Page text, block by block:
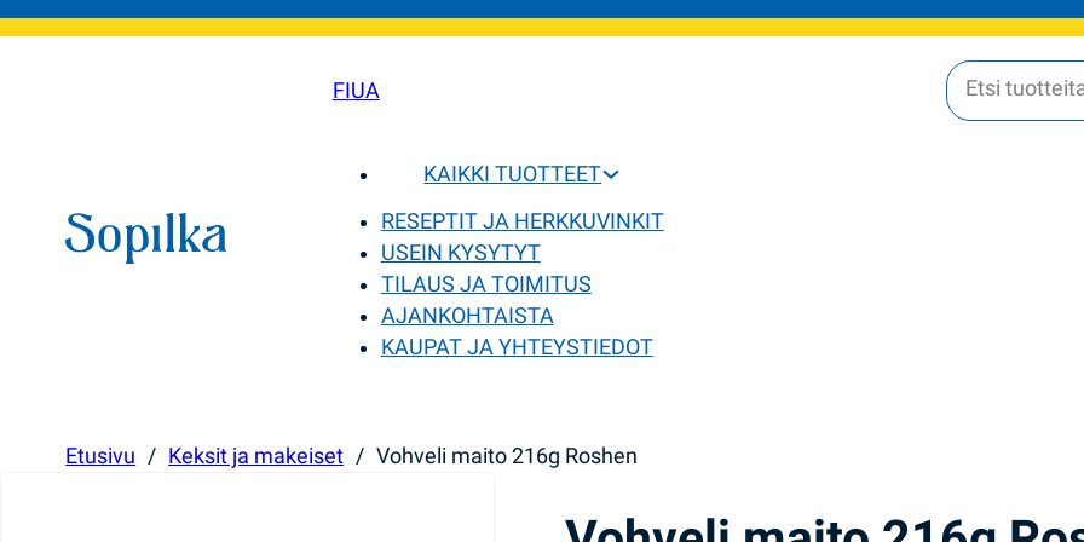
FIUA
KAIKKI TUOTTEET
RESEPTIT JA HERKKUVINKIT
USEIN KYSYTYT
TILAUS JA TOIMITUS
AJANKOHTAISTA
KAUPAT JA YHTEYSTIEDOT
Etusivu / Keksit ja makeiset / Vohveli maito 216g Roshen